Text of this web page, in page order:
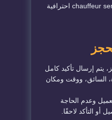
لتقديم خدمة chauffeur service احترافية
يتم إرسال تأكيد كامل
السائق، ووقت ومكان
وعدم الحاجة
أو التأكد لاحقًا.